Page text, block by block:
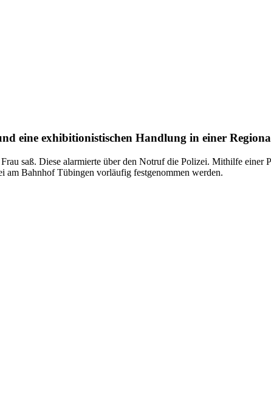
eine exhibitionistischen Handlung in einer
saß. Diese alarmierte über den Notruf die Polizei. Mithilfe einer
am Bahnhof Tübingen vorläufig festgenommen werden.